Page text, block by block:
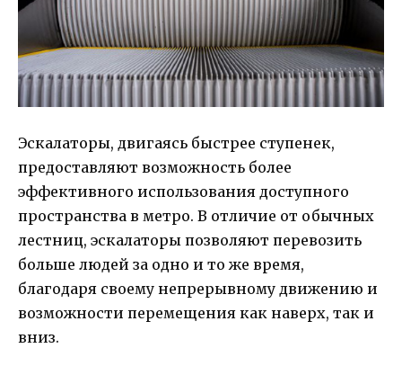
Эскалаторы, двигаясь быстрее ступенек,
предоставляют возможность более
эффективного использования доступного
пространства в метро. В отличие от обычных
лестниц, эскалаторы позволяют перевозить
больше людей за одно и то же время,
благодаря своему непрерывному движению и
возможности перемещения как наверх, так и
вниз.